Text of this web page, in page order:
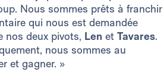
Nous sommes prêts à franchir
qui nous est demandée
nos deux pivots, Len et Tavares.
nous sommes au
et gagner. »